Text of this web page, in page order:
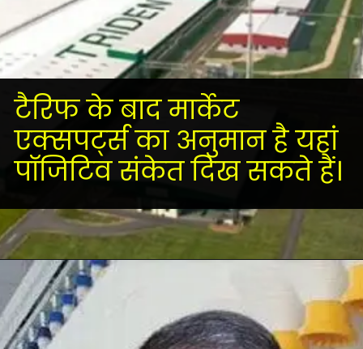
टैरिफ के बाद मार्केट
एक्सपर्ट्स का अनुमान है यहां